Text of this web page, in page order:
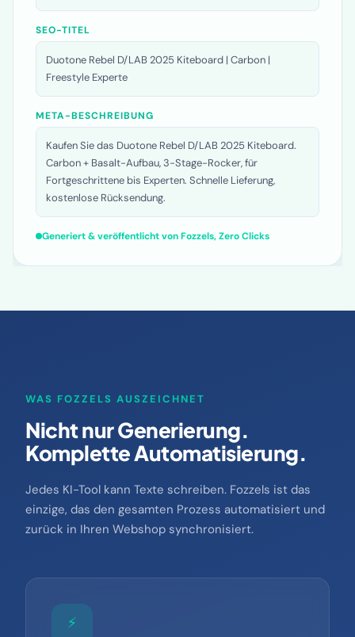
der das Beste verlangt.
SEO-TITEL
Duotone Rebel D/LAB 2025 Kiteboard | Carbon |
Freestyle Experte
META-BESCHREIBUNG
Kaufen Sie das Duotone Rebel D/LAB 2025 Kiteboard.
Carbon + Basalt-Aufbau, 3-Stage-Rocker, für
Fortgeschrittene bis Experten. Schnelle Lieferung,
kostenlose Rücksendung.
Nicht nur Generierung.
Komplette Automatisierung.
Jedes KI-Tool kann Texte schreiben. Fozzels ist das
einzige, das den gesamten Prozess automatisiert und